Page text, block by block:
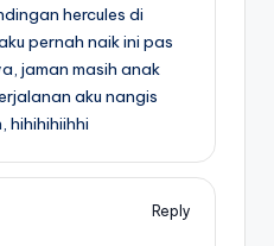
hercules di
pernah naik ini pas
jaman masih anak
aku nangis
hihihihiihhi
Reply